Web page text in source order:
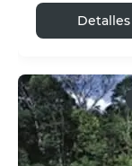
Detalles